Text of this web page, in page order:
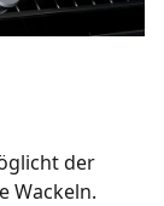
der
Wackeln.